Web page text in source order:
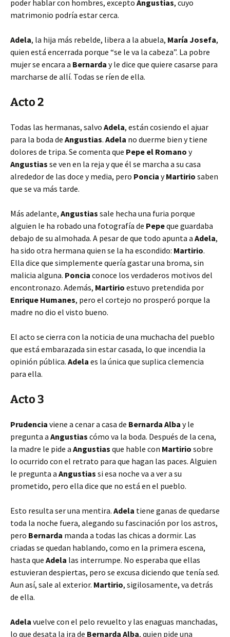
poder hablar con hombres, excepto Angustias, cuyo
matrimonio podría estar cerca.
Adela, la hija más rebelde, libera a la abuela, María Josefa,
quien está encerrada porque “se le va la cabeza”. La pobre
mujer se encara a Bernarda y le dice que quiere casarse para
marcharse de allí. Todas se ríen de ella.
Acto 2
Todas las hermanas, salvo Adela, están cosiendo el ajuar
para la boda de Angustias. Adela no duerme bien y tiene
dolores de tripa. Se comenta que Pepe el Romano y
Angustias se ven en la reja y que él se marcha a su casa
alrededor de las doce y media, pero Poncia yMartirio saben
que se va más tarde.
Más adelante, Angustias sale hecha una furia porque
alguien le ha robado una fotografía de Pepeque guardaba
debajo de su almohada. A pesar de que todo apunta a Adela,
ha sido otra hermana quien se la ha escondido: Martirio.
Ella dice que simplemente quería gastar una broma, sin
malicia alguna. Poncia conoce los verdaderos motivos del
encontronazo. Además, Martirio estuvo pretendida por
Enrique Humanes, pero el cortejo no prosperó porque la
madre no dio el visto bueno.
El acto se cierra con la noticia de una muchacha del pueblo
que está embarazada sin estar casada, lo que incendia la
opinión pública. Adela es la única que suplica clemencia
para ella.
Acto 3
Prudencia viene a cenar a casa de Bernarda Alba y le
pregunta a Angustias cómo va la boda. Después de la cena,
la madre le pide a Angustias que hable con Martirio sobre
lo ocurrido con el retrato para que hagan las paces. Alguien
le pregunta a Angustias si esa noche va a ver a su
prometido, pero ella dice que no está en el pueblo.
Esto resulta ser una mentira. Adela tiene ganas de quedarse
toda la noche fuera, alegando su fascinación por los astros,
pero Bernarda manda a todas las chicas a dormir. Las
criadas se quedan hablando, como en la primera escena,
hasta que Adela las interrumpe. No esperaba que ellas
estuvieran despiertas, pero se excusa diciendo que tenía sed.
Aun así, sale al exterior. Martirio, sigilosamente, va detrás
de ella.
Adela vuelve con el pelo revuelto y las enaguas manchadas,
lo que desata la ira de Bernarda Alba, quien pide una